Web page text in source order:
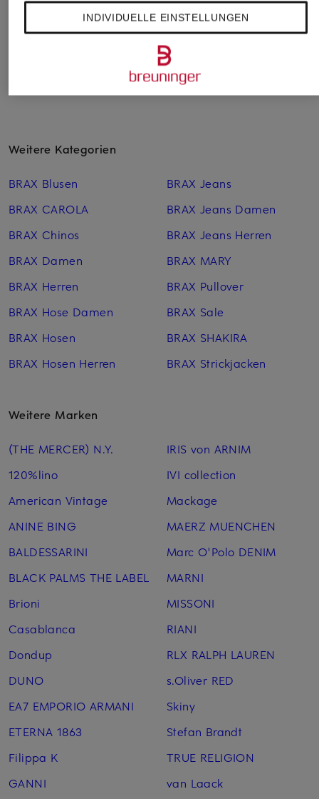
Weitere Kategorien
BRAX Blusen
BRAX CAROLA
BRAX Chinos
BRAX Damen
BRAX Herren
BRAX Hose Damen
BRAX Hosen
BRAX Hosen Herren
BRAX Jeans
BRAX Jeans Damen
BRAX Jeans Herren
BRAX MARY
BRAX Pullover
BRAX Sale
BRAX SHAKIRA
BRAX Strickjacken
Weitere Marken
(THE MERCER) N.Y.
120%lino
American Vintage
ANINE BING
BALDESSARINI
BLACK PALMS THE LABEL
Brioni
Casablanca
Dondup
DUNO
EA7 EMPORIO ARMANI
ETERNA 1863
Filippa K
GANNI
IRIS von ARNIM
IVI collection
Mackage
MAERZ MUENCHEN
Marc O'Polo DENIM
MARNI
MISSONI
RIANI
RLX RALPH LAUREN
s.Oliver RED
Skiny
Stefan Brandt
TRUE RELIGION
van Laack
INDIVIDUELLE EINSTELLUNGEN